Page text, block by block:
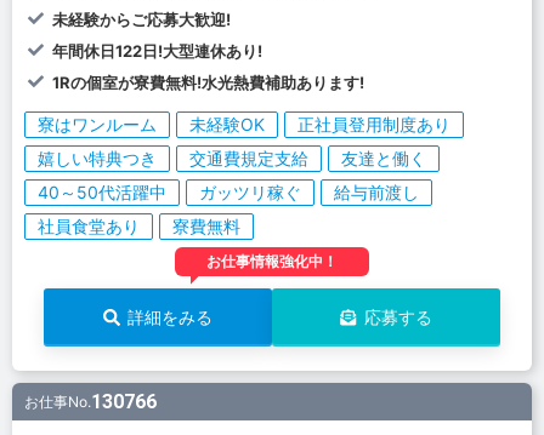
未経験からご応募大歓迎!
年間休日122日!大型連休あり!
1Rの個室が寮費無料!水光熱費補助あります!
寮はワンルーム 未経験OK
正社員登用制度あり
嬉しい特典つき
交通費規定支給
友達と働く
40～50代活躍中
ガッツリ稼ぐ
給与前渡し
社員食堂あり
寮費無料
お仕事情報強化中！
詳細をみる 応募する
お仕事No.130766